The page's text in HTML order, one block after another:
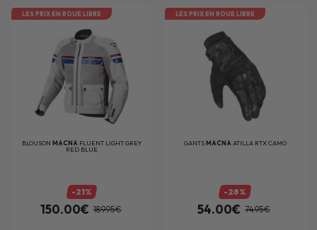
LES PRIX EN ROUE LIBRE
BLOUSONMACNA FLUENT LIGHT GREY
RED BLUE
-21%
150.00€ 189.95€
LES PRIX EN ROUE LIBRE
GANTSMACNA ATILLA RTX CAMO
-28%
54.00€ 74.95€